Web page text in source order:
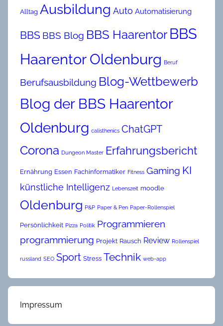
Alltag Ausbildung Auto Automatisierung
BBS BBS Blog BBS Haarentor BBS
Haarentor Oldenburg Beruf
Berufsausbildung Blog-Wettbewerb
Blog der BBS Haarentor
Oldenburg calisthenics ChatGPT
Corona Dungeon Master Erfahrungsbericht
Ernährung Essen Fachinformatiker Fitness Gaming KI
künstliche Intelligenz Lebenszeit moodle
Oldenburg P&P Paper & Pen Paper-Rollenspiel
Persönlichkeit Pizza Politik Programmieren
programmierung Projekt Rausch Review Rollenspiel
russland SEO Sport Stress Technik web-app
Impressum